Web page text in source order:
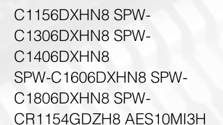
C1156DXHN8 SPW-
C1306DXHN8 SPW-
C1406DXHN8
SPW-C1606DXHN8 SPW-
C1806DXHN8 SPW-
CR1154GDZH8 AES10MI3H